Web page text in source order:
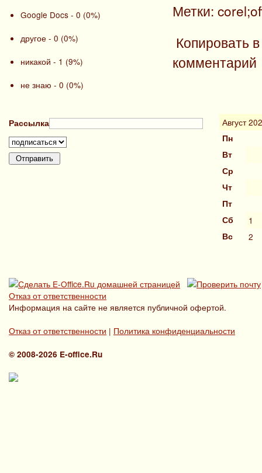
Google Docs - 0 (0%)
другое - 0 (0%)
никакой - 1 (9%)
не знаю - 0 (0%)
Метки:
Копировать
комментарий
Рассылка Август
Пн
Вт
Ср
Чт
Пт
Сб
1
Вс 2
Отказ от ответственности
Информация на сайте не является публичной офертой.
Отказ от ответственности | Политика конфиденциальности
© 2008-2026 E-office.Ru